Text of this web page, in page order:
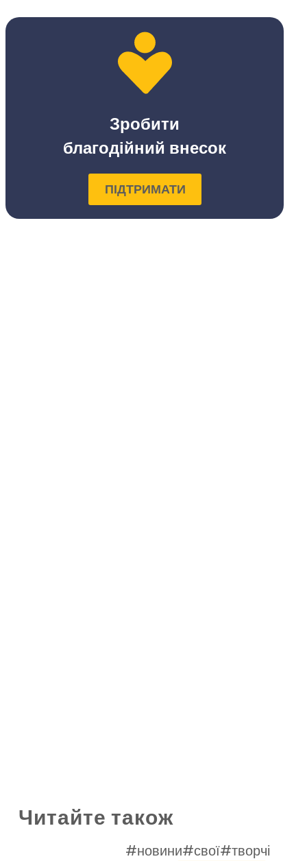
Зробити
благодійний внесок
ПІДТРИМАТИ
Читайте також
#новини#свої#творчі